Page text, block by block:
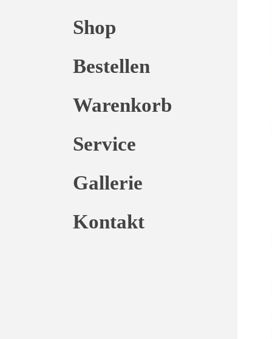
Shop
Bestellen
Warenkorb
Service
Gallerie
Kontakt